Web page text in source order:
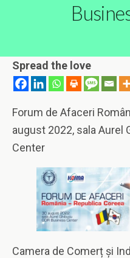
Spread the love
Forum de Afaceri
august 2022, sala Aurel
Center
Camera de Comerț și